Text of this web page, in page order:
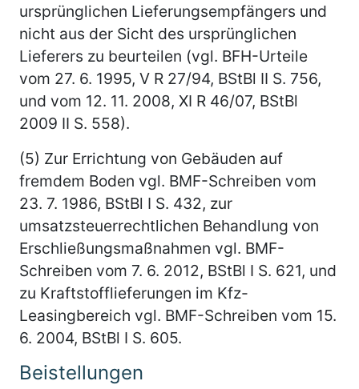
ursprünglichen Lieferungsempfängers und
nicht aus der Sicht des ursprünglichen
Lieferers zu beurteilen (vgl. BFH-Urteile
vom 27. 6. 1995, V R 27/94, BStBl II S. 756,
und vom 12. 11. 2008, XI R 46/07, BStBl
2009 II S. 558).
(5) Zur Errichtung von Gebäuden auf
fremdem Boden vgl. BMF-Schreiben vom
23. 7. 1986, BStBl I S. 432, zur
umsatzsteuerrechtlichen Behandlung von
Erschließungsmaßnahmen vgl. BMF-
Schreiben vom 7. 6. 2012, BStBl I S. 621, und
zu Kraftstofflieferungen im Kfz-
Leasingbereich vgl. BMF-Schreiben vom 15.
6. 2004, BStBl I S. 605.
Beistellungen